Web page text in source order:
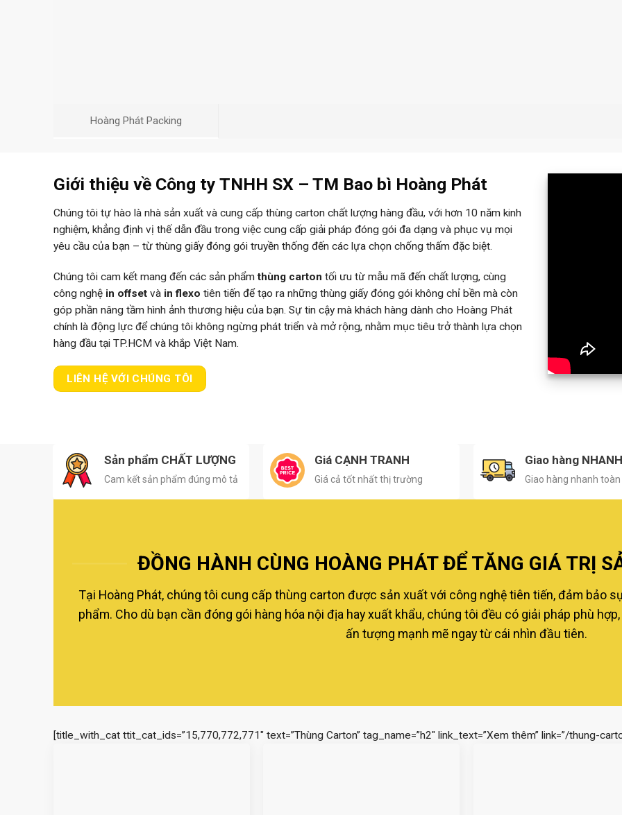
Hoàng Phát Packing
Giới thiệu về Công ty TNHH SX – TM Bao bì Hoàng Phát
Chúng tôi tự hào là nhà sản xuất và cung cấp thùng carton chất lượng hàng đầu, với hơn 10 năm kinh
nghiệm, khẳng định vị thế dẫn đầu trong việc cung cấp giải pháp đóng gói đa dạng và phục vụ mọi
yêu cầu của bạn – từ thùng giấy đóng gói truyền thống đến các lựa chọn chống thấm đặc biệt.
Chúng tôi cam kết mang đến các sản phẩmthùng carton tối ưu từ mẫu mã đến chất lượng, cùng
công nghệ in offset và in flexo tiên tiến để tạo ra những thùng giấy đóng gói không chỉ bền mà còn
góp phần nâng tầm hình ảnh thương hiệu của bạn. Sự tin cậy mà khách hàng dành cho Hoàng Phát
chính là động lực để chúng tôi không ngừng phát triển và mở rộng, nhằm mục tiêu trở thành lựa chọn
hàng đầu tại TP.HCM và khắp Việt Nam.
LIÊN HỆ VỚI CHÚNG TÔI
Sản phẩm CHẤT LƯỢNG
Cam kết sản phẩm đúng mô tả
Giá CẠNH TRANH
Giá cả tốt nhất thị trường
Giao hàng NHANH
Giao hàng nhanh
ĐỒNG HÀNH CÙNG HOÀNG PHÁT ĐỂ TĂNG GIÁ TRỊ
Tại Hoàng Phát, chúng tôi cung cấp thùng carton được sản xuất với công nghệ tiên tiến, đảm bảo
phẩm. Cho dù bạn cần đóng gói hàng hóa nội địa hay xuất khẩu, chúng tôi đều có giải pháp phù
ấn tượng mạnh mẽ ngay từ cái nhìn đầu tiên.
[title_with_cat ttit_cat_ids=”15,770,772,771″ text=”Thùng Carton” tag_name=”h2″ link_text=”Xem thêm” link=”/thung-